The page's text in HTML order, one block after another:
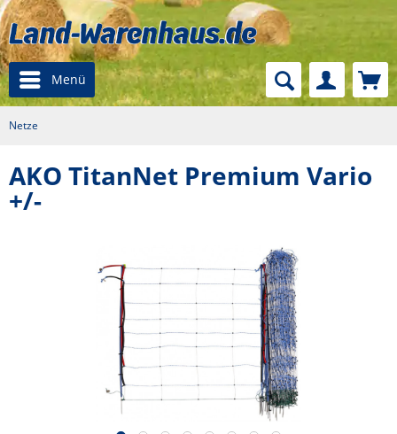
Menü
Netze
AKO TitanNet Premium Vario
+/-